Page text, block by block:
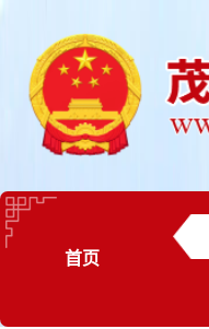
首页